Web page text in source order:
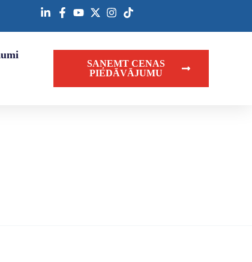
SAŅEMT CENAS
PIEDĀVĀJUMU